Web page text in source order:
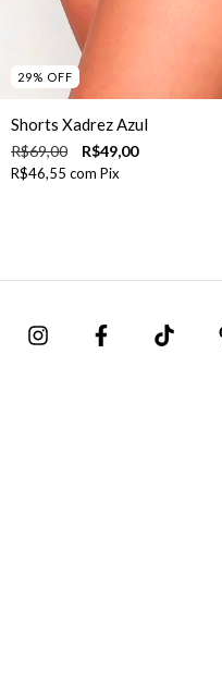
29% OFF
Shorts Xadrez Azul
R$69,00 R$49,00
R$46,55 com Pix